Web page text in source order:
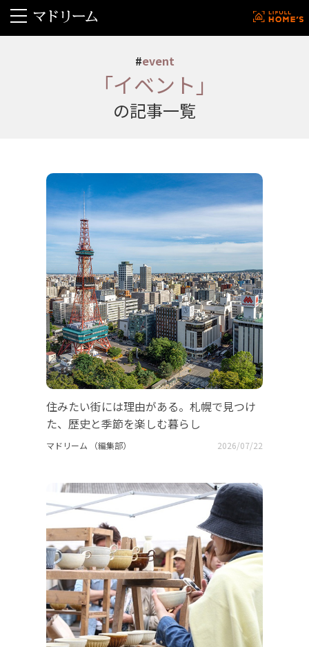
#event
「イベント」
の記事一覧
住みたい街には理由がある。札幌で見つけ
た、歴史と季節を楽しむ暮らし
マドリーム （編集部） 2026/07/22